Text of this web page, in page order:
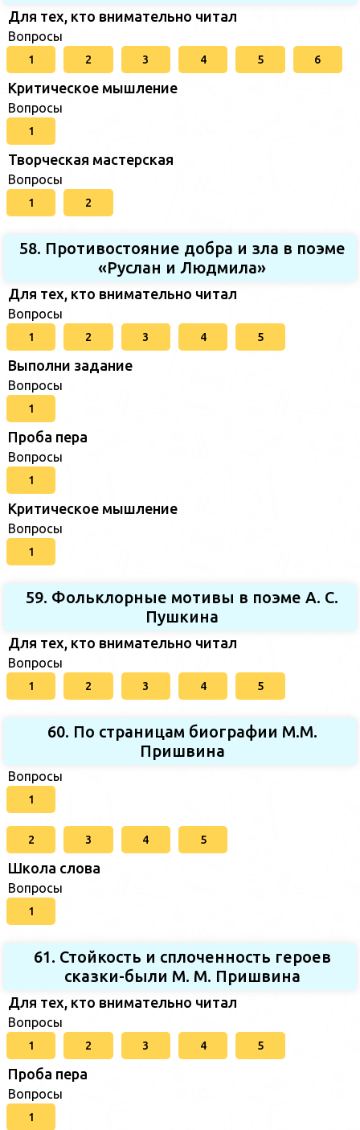
Для тех, кто внимательно читал
Вопросы
1 2 3 4 5 6
Критическое мышление
Вопросы
1
Творческая мастерская
Вопросы
1 2
58. Противостояние добра и зла в поэме
«Руслан и Людмила»
Для тех, кто внимательно читал
Вопросы
1 2 3 4 5
Выполни задание
Вопросы
1
Проба пера
Вопросы
1
Критическое мышление
Вопросы
1
59. Фольклорные мотивы в поэме А. С.
Пушкина
Для тех, кто внимательно читал
Вопросы
1 2 3 4 5
60. По страницам биографии М.М.
Пришвина
Вопросы
1
2 3 4 5
Школа слова
Вопросы
1
61. Стойкость и сплоченность героев
сказки-были М. М. Пришвина
Для тех, кто внимательно читал
Вопросы
1 2 3 4 5
Проба пера
Вопросы
1